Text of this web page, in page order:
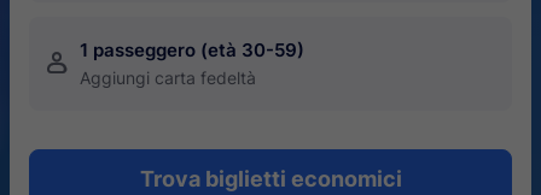
󱍂 1 passeggero (età 30-59)
Aggiungi carta fedeltà
Trova biglietti economici